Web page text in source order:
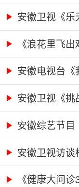
告...安徽卫视《
《浪花里飞
冠...安徽电视台
价...安徽卫视《
广...安徽综艺节
名、...
安徽卫视访
权...《健康大问